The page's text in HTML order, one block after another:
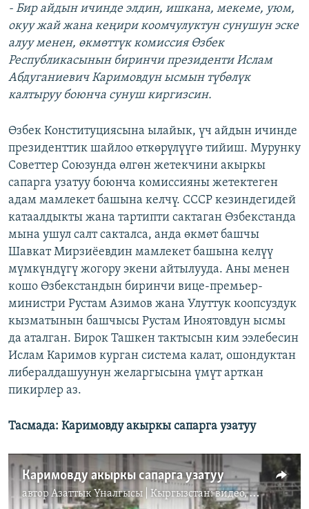
- Бир айдын ичинде элдин, ишкана, мекеме, уюм,
окуу жай жана кеңири коомчулуктун сунушун эске
алуу менен, өкмөттүк комиссия Өзбек
Республикасынын биринчи президенти Ислам
Абдуганиевич Каримовдун ысмын түбөлүк
калтыруу боюнча сунуш киргизсин.
Өзбек Конституциясына ылайык, үч айдын ичинде
президенттик шайлоо өткөрүлүүгө тийиш. Мурунку
Советтер Союзунда өлгөн жетекчини акыркы
сапарга узатуу боюнча комиссияны жетектеген
адам мамлекет башына келчү. СССР кезиндегидей
катаалдыкты жана тартипти сактаган Өзбекстанда
мына ушул салт сакталса, анда өкмөт башчы
Шавкат Мирзиёевдин мамлекет башына келүү
мүмкүндүгү жогору экени айтылууда. Аны менен
кошо Өзбекстандын биринчи вице-премьер-
министри Рустам Азимов жана Улуттук коопсуздук
кызматынын башчысы Рустам Иноятовдун ысмы
да аталган. Бирок Ташкен тактысын ким ээлебесин
Ислам Каримов курган система калат, ошондуктан
либералдашуунун желаргысына үмүт арткан
пикирлер аз.
Тасмада: Каримовду акыркы сапарга узатуу
Каримовду акыркы сапарга узатуу
автор Азаттык Үналгысы | Кыргызстан: видео, фото, кабарлар